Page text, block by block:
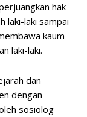
hak-
laki-laki sampai
kaum
laki-laki.
dan
dengan
sosiolog